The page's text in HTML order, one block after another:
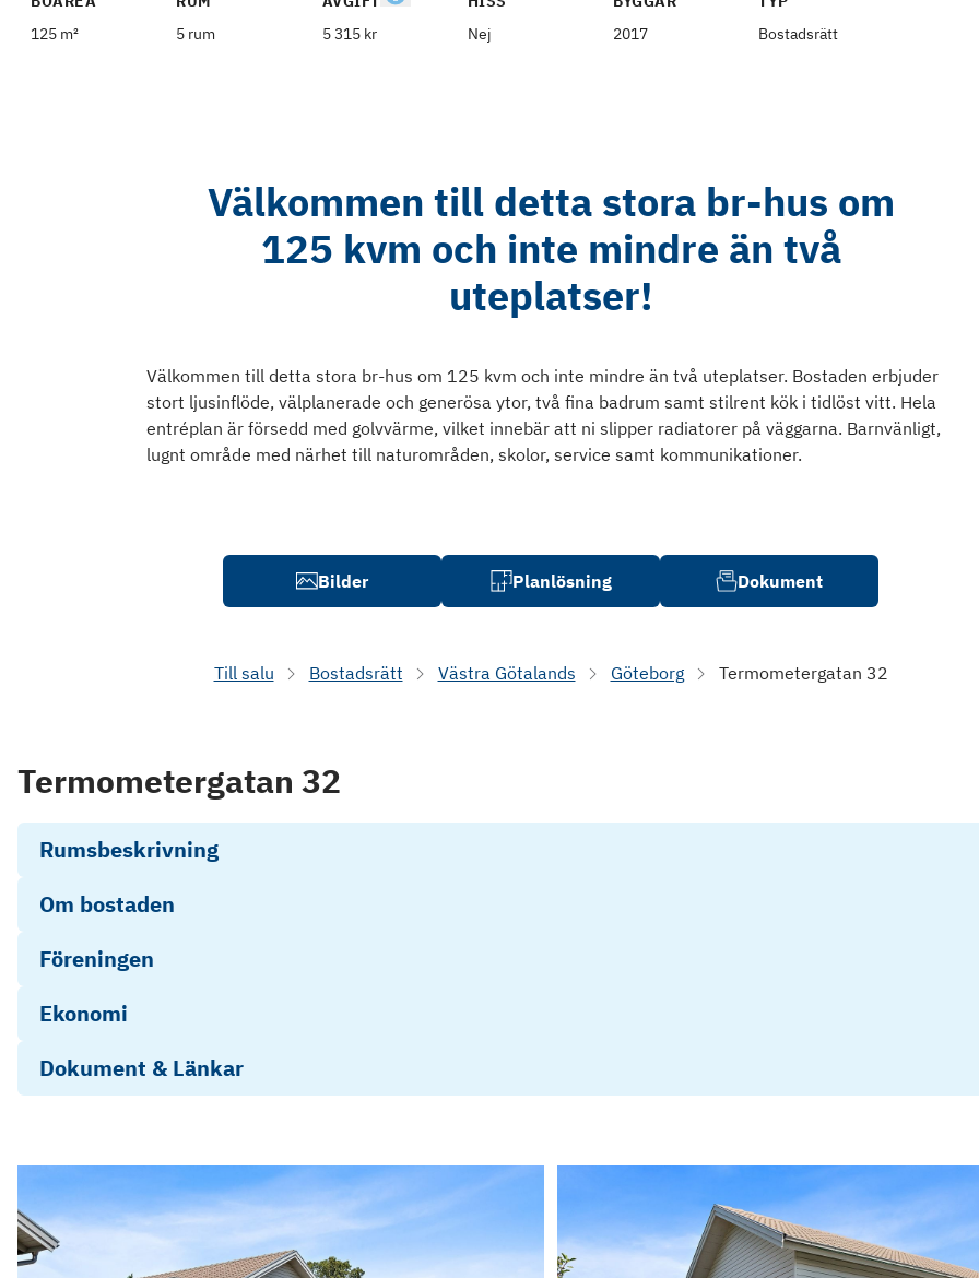
125 m²
5 rum
5 315 kr
Nej
2017
Bostadsrätt
Välkommen till detta stora br-hus om
125 kvm och inte mindre än två
uteplatser!
Välkommen till detta stora br-hus om 125 kvm och inte mindre än två uteplatser. Bostaden erbjuder
stort ljusinflöde, välplanerade och generösa ytor, två fina badrum samt stilrent kök i tidlöst vitt. Hela
entréplan är försedd med golvvärme, vilket innebär att ni slipper radiatorer på väggarna. Barnvänligt,
lugnt område med närhet till naturområden, skolor, service samt kommunikationer.
Bilder Planlösning Dokument
Till salu Bostadsrätt Västra Götalands Göteborg Termometergatan 32
Termometergatan 32
Rumsbeskrivning
Om bostaden
Föreningen
Ekonomi
Dokument & Länkar